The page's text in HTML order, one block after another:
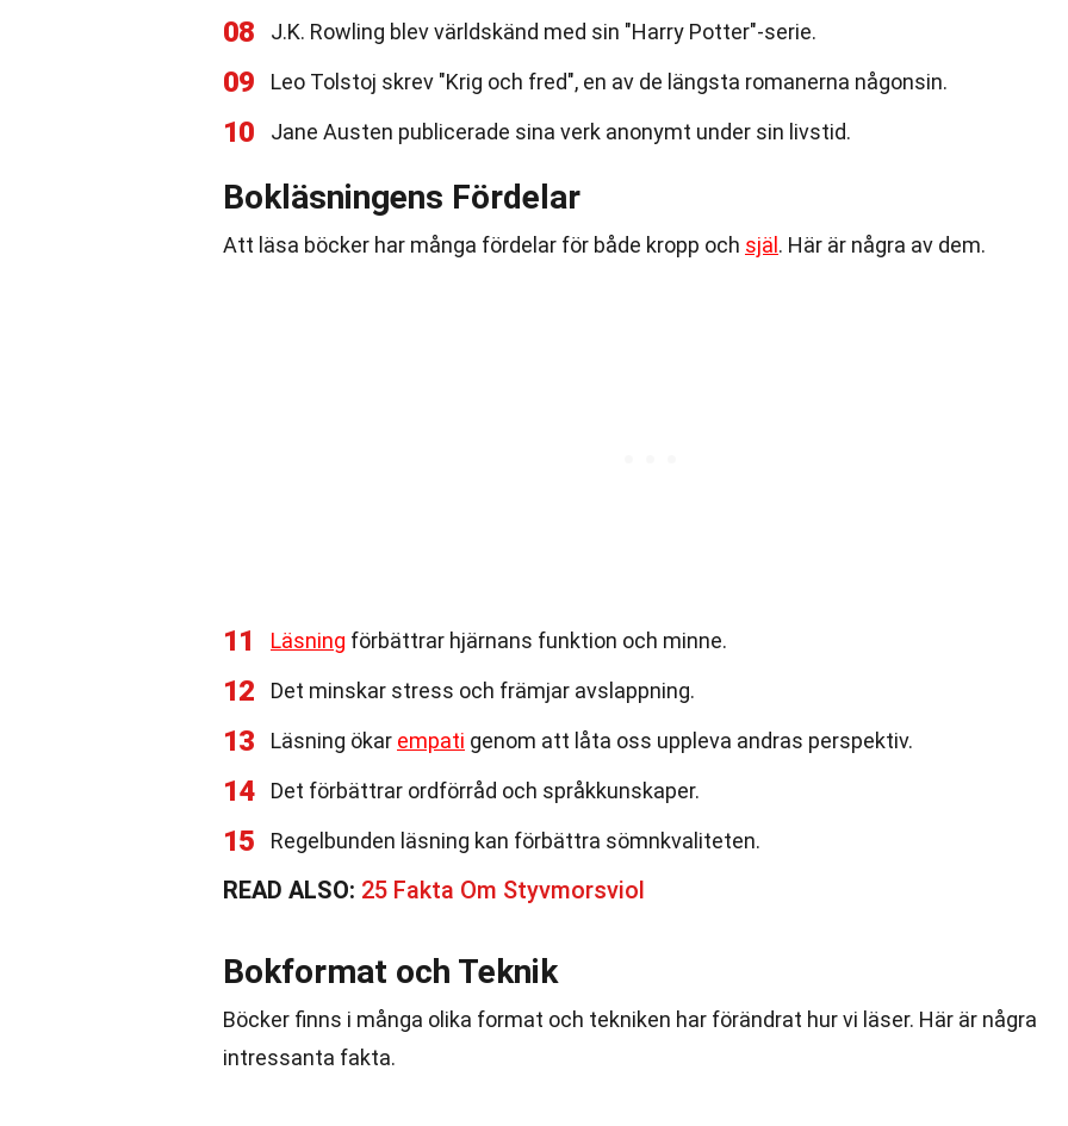
08 J.K. Rowling blev världskänd med sin "Harry Potter"-serie.
09 Leo Tolstoj skrev "Krig och fred", en av de längsta romanerna någonsin.
10 Jane Austen publicerade sina verk anonymt under sin livstid.
Bokläsningens Fördelar
Att läsa böcker har många fördelar för både kropp och själ . Här är några av dem.
11 Läsning förbättrar hjärnans funktion och minne.
12 Det minskar stress och främjar avslappning.
13 Läsning ökar empati genom att låta oss uppleva andras perspektiv.
14 Det förbättrar ordförråd och språkkunskaper.
15 Regelbunden läsning kan förbättra sömnkvaliteten.
READ ALSO: 25 Fakta Om Styvmorsviol
Bokformat och Teknik
Böcker finns i många olika format och tekniken har förändrat hur vi läser. Här är några
intressanta fakta.